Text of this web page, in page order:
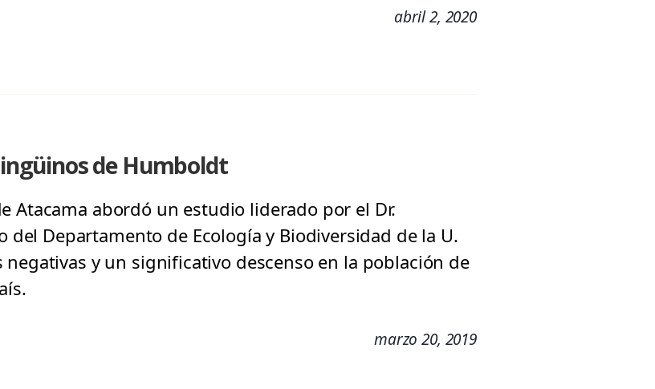
abril 2, 2020
de Humboldt
Atacama abordó un estudio liderado por el Dr.
del Departamento de Ecología y Biodiversidad de la U.
y un significativo descenso en la población de
marzo 20, 2019